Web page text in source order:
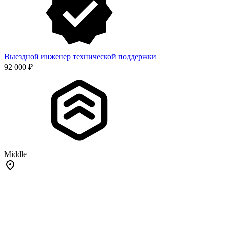
Выездной инженер технической поддержки
92 000 ₽
Middle